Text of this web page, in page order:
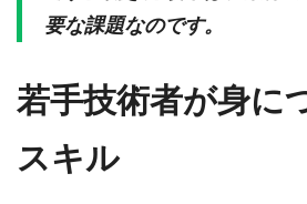
要な課題なのです。
若手技術者が身に
スキル